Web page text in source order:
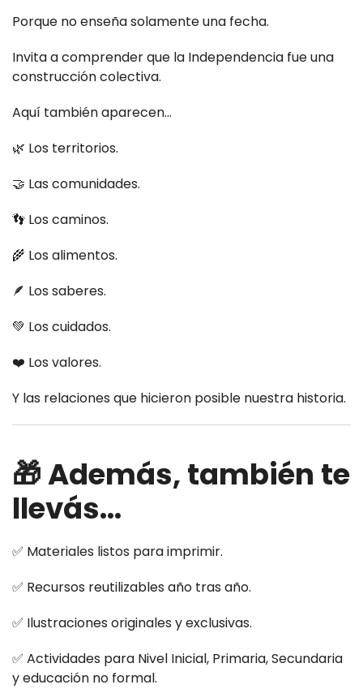
Porque no enseña solamente una fecha.
Invita a comprender que la Independencia fue una
construcción colectiva.
Aquí también aparecen...
🌿 Los territorios.
🤝 Las comunidades.
👣 Los caminos.
🌾 Los alimentos.
🪶 Los saberes.
💚 Los cuidados.
❤️ Los valores.
Y las relaciones que hicieron posible nuestra historia.
🎁 Además, también te
llevás...
✅ Materiales listos para imprimir.
✅ Recursos reutilizables año tras año.
✅ Ilustraciones originales y exclusivas.
✅ Actividades para Nivel Inicial, Primaria, Secundaria
y educación no formal.